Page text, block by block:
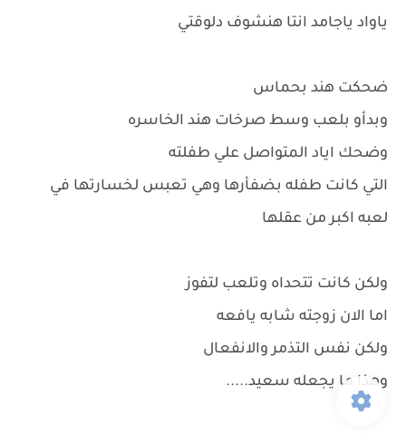
ياواد ياجامد انتا هنشوف دلوقتي
ضحكت هند بحماس
وبدأو بلعب وسط صرخات هند الخاسره
وضحك اياد المتواصل علي طفلته
التي كانت طفله بضفأرها وهي تعبس لخسارتها في
لعبه اكبر من عقلها
ولكن كانت تتحداه وتلعب لتفوز
اما الان زوجته شابه يافعه
ولكن نفس التذمر والانفعال
وهذا ما يجعله سعيد.....